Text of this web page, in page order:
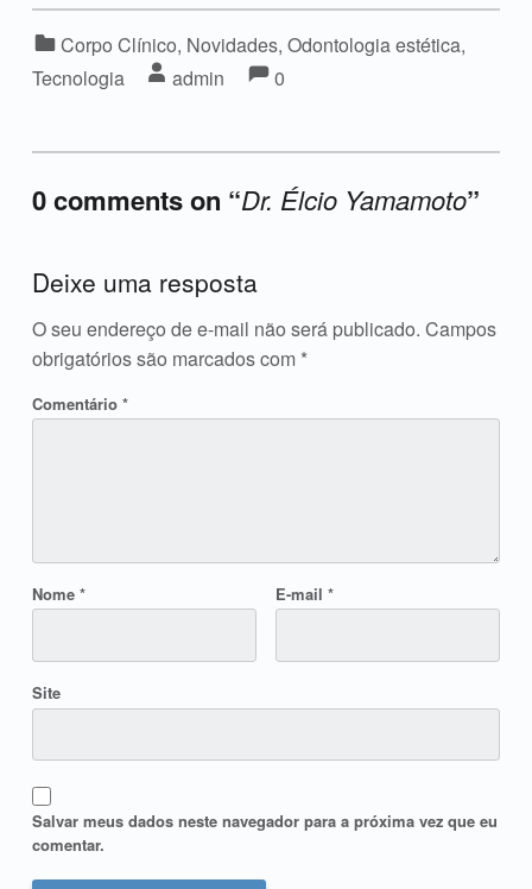
Categorizado em:
Corpo Clínico, Novidades, Odontologia estética,
Tecnologia
Escrito por:
admin
Comentários:
Comments:
0
0 comments on “Dr. Élcio Yamamoto”
Deixe uma resposta
O seu endereço de e-mail não será publicado. Campos
obrigatórios são marcados com *
Comentário *
Nome * E-mail *
Site
Salvar meus dados neste navegador para a próxima vez que eu
comentar.